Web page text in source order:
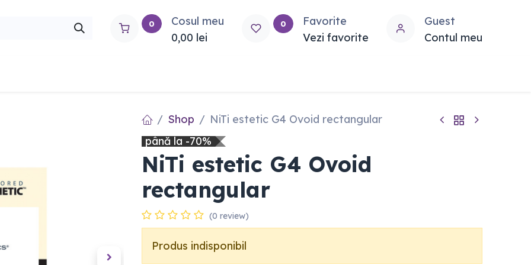
0
Cosul meu
0,00 lei
0
Favorite
Vezi favorite
Guest
Contul meu
Shop
NiTi estetic G4 Ovoid rectangular
până la -70%
NiTi estetic G4 Ovoid
rectangular
(0 review)
Produs indisponibil